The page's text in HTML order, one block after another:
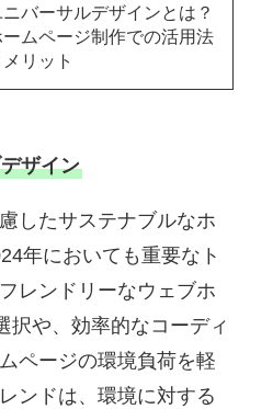
バーサルデザインとは？
ームページ制作での活用法
メリット
ザイン
したサステナブルなホ
年においても重要なト
レンドリーなウェブホ
や、効率的なコーディ
ページの環境負荷を軽
ンドは、環境に対する